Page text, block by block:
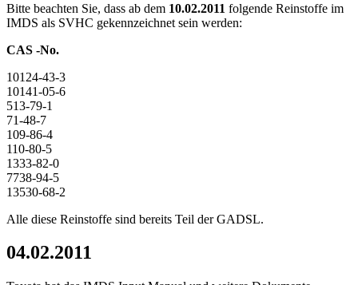
Bitte beachten Sie, dass ab dem 10.02.2011 folgende Reinstoffe im
IMDS als SVHC gekennzeichnet sein werden:
CAS -No.
10124-43-3
10141-05-6
513-79-1
71-48-7
109-86-4
110-80-5
1333-82-0
7738-94-5
13530-68-2
Alle diese Reinstoffe sind bereits Teil der GADSL.
04.02.2011